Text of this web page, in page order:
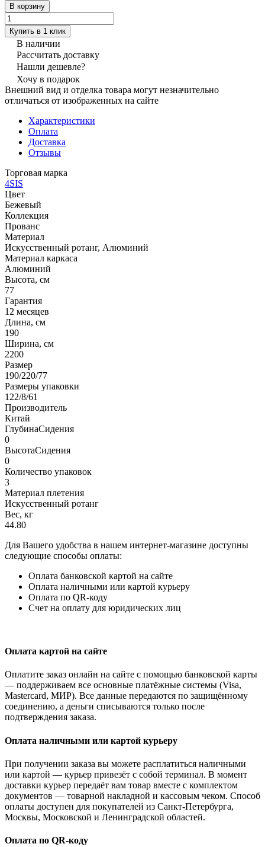
В корзину
Купить в 1 клик
В наличии
Рассчитать доставку
Нашли дешевле?
Хочу в подарок
Внешний вид и отделка товара могут незначительно
отличаться от изображенных на сайте
Характеристики
Оплата
Доставка
Отзывы
Торговая марка
4SIS
Цвет
Бежевый
Коллекция
Прованс
Материал
Искусственный ротанг, Алюминий
Материал каркаса
Алюминий
Высота, см
77
Гарантия
12 месяцев
Длина, см
190
Ширина, см
2200
Размер
190/220/77
Размеры упаковки
122/8/61
Производитель
Китай
ГлубинаСидения
0
ВысотаСидения
0
Количество упаковок
3
Материал плетения
Искусственный ротанг
Вес, кг
44.80
Для Вашего удобства в нашем интернет-магазине доступны
следующие способы оплаты:
Оплата банковской картой на сайте
Оплата наличными или картой курьеру
Оплата по QR-коду
Счет на оплату для юридических лиц
Оплата картой на сайте
Оплатите заказ онлайн на сайте с помощью банковской карты
— поддерживаем все основные платёжные системы (Visa,
Mastercard, МИР). Все данные передаются по защищённому
соединению, а деньги списываются только после
подтверждения заказа.
Оплата наличными или картой курьеру
При получении заказа вы можете расплатиться наличными
или картой — курьер привезёт с собой терминал. В момент
доставки курьер передаёт вам товар вместе с комплектом
документов — товарной накладной и кассовым чеком. Способ
оплаты доступен для покупателей из Санкт-Петербурга,
Москвы, Московской и Ленинградской областей.
Оплата по QR-коду